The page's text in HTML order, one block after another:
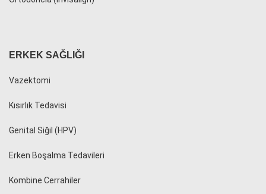
ERKEK SAĞLIĞI
Vazektomi
Kısırlık Tedavisi
Genital Siğil (HPV)
Erken Boşalma Tedavileri
Kombine Cerrahiler